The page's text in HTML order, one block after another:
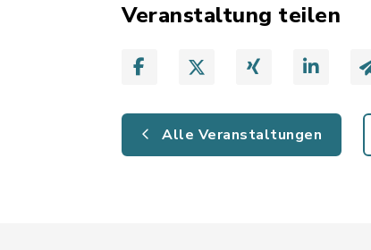
Veranstaltung teilen
Alle Veranstaltungen